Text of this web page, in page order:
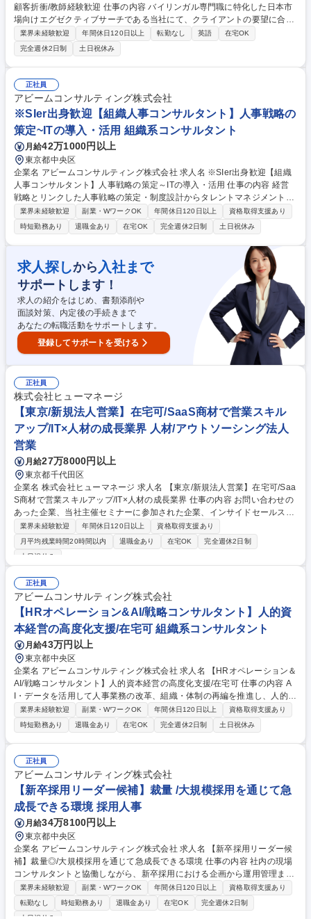
顧客折衝/教師経験歓迎 仕事の内容 バイリンガル専門職に特化した日本市
場向けエグゼクティブサーチである当社にて、クライアントの要望に合っ
た人材の紹介をお任せします。人材要件の定義づけの上流からお任せしま
す。第二新卒の方歓迎です。 ■クライアントは、ベンチャー企業から大手
外資系企業と多岐に渡ります。膨大なネットワークを活かし、クライアン
トの文化にフィットする人材のマッチングにより、クライアントから高い
評価と信頼を得ています。【入社後について】・1か月間の社内研修に加
えて、OJTを実施します。経験豊富な先輩社員のサポートがある為、未経
験でも安心して就業できます。英語力×人材コンサルという専門性の高い
キャリアを形成できます。 募集職種 【人材コンサルタント】第二新卒歓
迎・顧客折衝/教師経験歓迎
業界未経験歓迎 年間休日120日以上 転勤なし 英語
在宅OK
完全週休2日制
土日祝休み
正社員
アビームコンサルティング株式会社
※SIer出身歓迎【組織人事コンサルタント】人事戦略の
策定~ITの導入・活用 組織系コンサルタント
月給42万1000円以上
東京都中央区
企業名 アビームコンサルティング株式会社 求人名 ※SIer出身歓迎【組織
人事コンサルタント】人事戦略の策定～ITの導入・活用 仕事の内容 経営
戦略とリンクした人事戦略の策定・制度設計からタレントマネジメント、
人事業務プロセスの導入・改善、IT の導入・活用までを支援します。HR
領域のシステム化支援などの上流案件・グローバル案件など様々な 案件が
ございます。 【詳細】■人事マネジメント戦略策定■人的資本パフォーマ
ンスモニタリング方法策定 ・基幹人事制度（等級、報酬、評価）策定 ・
従業員ベネフィット・リワード策定 ・人材開発施策策定 ・エンゲージメ
ント向上策策定■人事システムの基本構想策定 ・人事業務プロセス改革■
業務効率化のためのERP導入 ・グローバルHCM、タレントマネジメント
等のプロジェクト等に従事することになります。 募集職種 ※SIer出身歓
迎【組織人事コンサルタント】人事戦略の策定～ITの導入・活用
業界未経験歓迎 副業・WワークOK 年間休日120日以上
資格取得支援あり
時短勤務あり
退職金あり 在宅OK 完全週休2日制 土日祝休み
求人探しから 入社まで
サポートします！
求人の紹介をはじめ、書類添削や
面談対策、内定後の手続きまで
あなたの転職活動をサポートします。
登録してサポートを受ける
正社員
株式会社ヒューマネージ
【東京/新規法人営業】在宅可/SaaS商材で営業スキル
アップ/IT×人材の成長業界 人材/アウトソーシング法人
営業
月給27万8000円以上
東京都千代田区
企業名 株式会社ヒューマネージ 求人名 【東京/新規法人営業】在宅可/Saa
S商材で営業スキルアップ/IT×人材の成長業界 仕事の内容 お問い合わせの
あった企業、当社主催セミナーに参加された企業、インサイドセールス担
当からパスされた企業に対し、商談や契約周り・追加提案を踏まえて深耕
営業をお任せいたします。 【詳細】提案資料作成／商談／クロージングや
契約関連）「採用管理システムのお客様に、適性検査の新規提案をする」
がおこなえることも特徴です。人的資本経営が注目され、ますます広がる
フィールドで力を試したい、成長したい方のご応募をお待ちしています。
(業務詳細は勤務条件備考に記載)※週2在宅可能 【業務の変更範囲】会社
の定める業務 募集職種 【東京/新規法人営業】在宅可/SaaS商材で営業ス
キルアップ/IT×人材の成長業界
業界未経験歓迎 年間休日120日以上
資格取得支援あり
月平均残業時間20時間以内
退職金あり 在宅OK
完全週休2日制
土日祝休み
正社員
アビームコンサルティング株式会社
【HRオペレーション&AI/戦略コンサルタント】人的資
本経営の高度化支援/在宅可 組織系コンサルタント
月給43万円以上
東京都中央区
企業名 アビームコンサルティング株式会社 求人名 【HRオペレーション＆
AI/戦略コンサルタント】人的資本経営の高度化支援/在宅可 仕事の内容 A
I・データを活用して人事業務の改革、組織・体制の再編を推進し、人的資
本経営の高度化支援をお任せします。「AIエージェントとの共創」とい
う、まだ世の中に正解のないテーマに対し、日本を代表する大企業と共に
先行事例を作り上げる経験が積めます。 【プロジェクト事例】■製造業：
AI活用した人事・総務業務効率化を目的とした構想策定支援■製造業：給
与計算の効率化を目的としたAI-PoC支援 ■製造業：採用管理・従業員管理
の効率化を目的としたAI活用計画策定支援（支援中） 募集職種 【HRオペ
レーション＆AI/戦略コンサルタント】人的資本経営の高度化支援/在宅可
業界未経験歓迎 副業・WワークOK 年間休日120日以上
資格取得支援あり
時短勤務あり
退職金あり 在宅OK 完全週休2日制 土日祝休み
正社員
アビームコンサルティング株式会社
【新卒採用リーダー候補】裁量 /大規模採用を通じて急
成長できる環境 採用人事
月給34万8100円以上
東京都中央区
企業名 アビームコンサルティング株式会社 求人名 【新卒採用リーダー候
補】裁量◎/大規模採用を通じて急成長できる環境 仕事の内容 社内の現場
コンサルタントと協働しながら、新卒採用における企画から運用管理まで
の一連の業務をお任せします。入社後、まずは既存施策の運用実行から関
与いただき、その後は新規施策の企画立案、関係者折衝交渉等 に業務範囲
を広げた後、コース別採用もしくはコース共通施策のリーダーとして、メ
業界未経験歓迎 副業・WワークOK 年間休日120日以上
資格取得支援あり
転勤なし
時短勤務あり 退職金あり 在宅OK
完全週休2日制